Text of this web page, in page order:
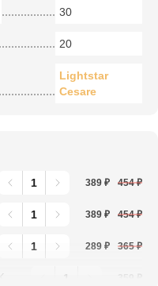
30
20
Lightstar
Cesare
389 ₽ 454 ₽
389 ₽ 454 ₽
289 ₽ 365 ₽